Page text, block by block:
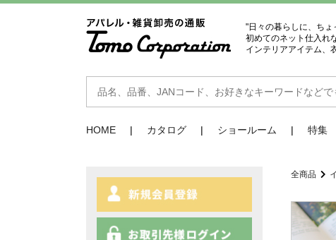
"日々の暮らしに、ち
初めてのネット仕入れ
インテリアアイテム、
HOME カタログ ショールーム 特集
全商品